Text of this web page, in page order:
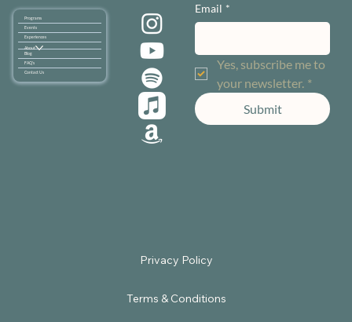
Programs
Events
Experiences
About
Blog
FAQ's
Contact Us
Email *
Yes, subscribe me to
your newsletter. *
Submit
Terms & Conditions